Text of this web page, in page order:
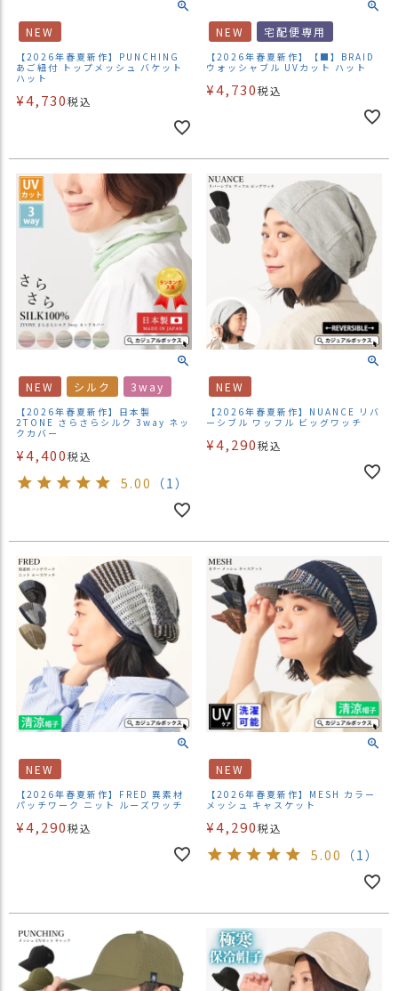
NEW
【2026年春夏新作】PUNCHING
あご紐付 トップメッシュ バケット
ハット
¥4,730税込
NEW 宅配便専用
【2026年春夏新作】【■】BRAID
ウォッシャブル UVカット ハット
¥4,730税込
NEW シルク 3way
【2026年春夏新作】日本製
2TONE さらさらシルク 3way ネッ
クカバー
¥4,400税込
5.00 （1）
NEW
【2026年春夏新作】NUANCE リバ
ーシブル ワッフル ビッグワッチ
¥4,290税込
NEW
【2026年春夏新作】FRED 異素材
パッチワーク ニット ルーズワッチ
¥4,290税込
NEW
【2026年春夏新作】MESH カラー
メッシュ キャスケット
¥4,290税込
5.00 （1）